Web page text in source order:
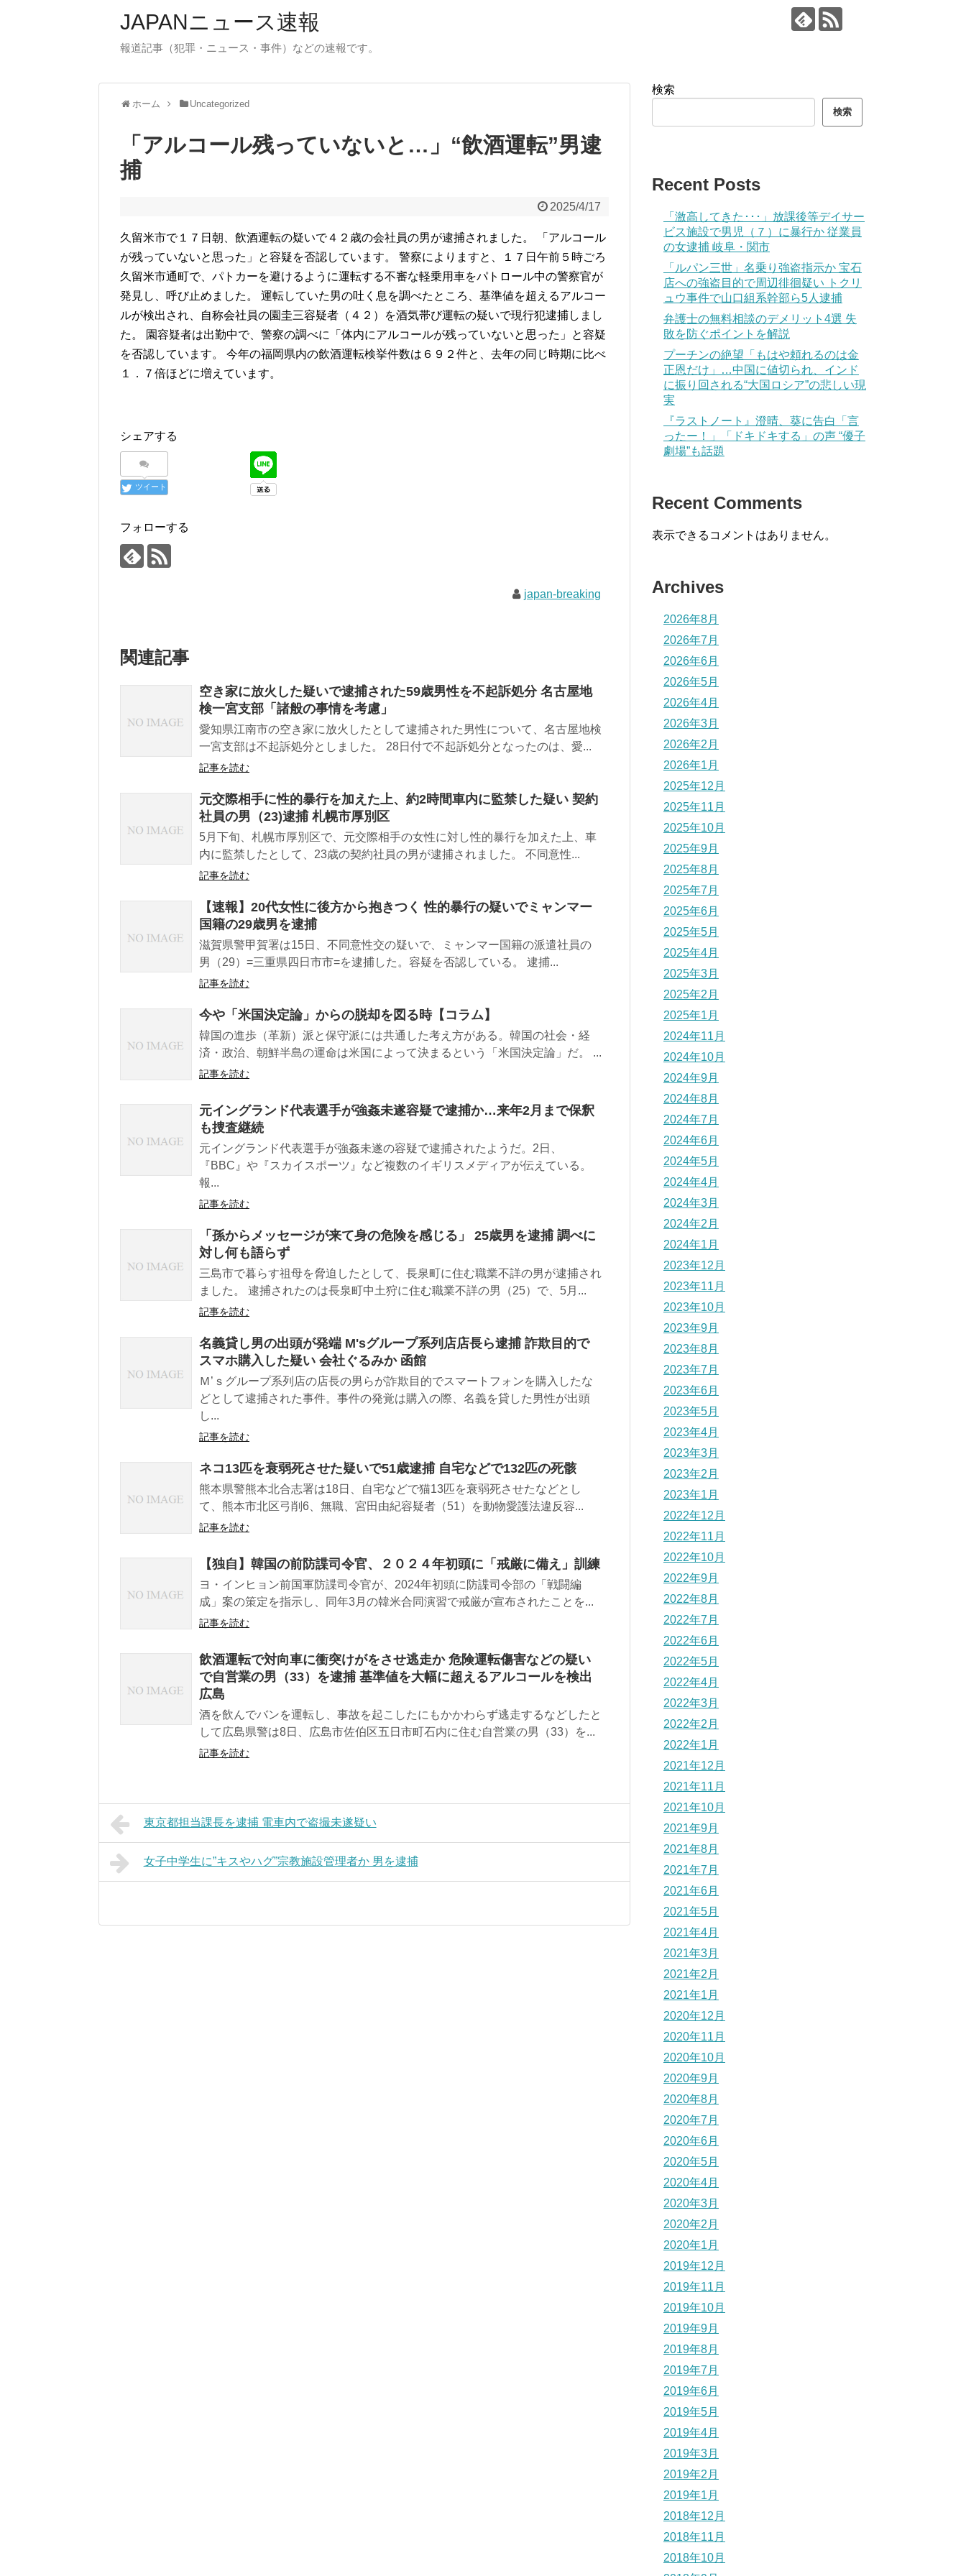
JAPANニュース速報
報道記事（犯罪・ニュース・事件）などの速報です。
ホーム Uncategorized
「アルコール残っていないと…」“飲酒運転”男逮
捕
2025/4/17
久留米市で１７日朝、飲酒運転の疑いで４２歳の会社員の男が逮捕されました。 「アルコール
が残っていないと思った」と容疑を否認しています。 警察によりますと、１７日午前５時ごろ
久留米市通町で、パトカーを避けるように運転する不審な軽乗用車をパトロール中の警察官が
発見し、呼び止めました。 運転していた男の吐く息を調べたところ、基準値を超えるアルコー
ルが検出され、自称会社員の園圭三容疑者（４２）を酒気帯び運転の疑いで現行犯逮捕しまし
た。 園容疑者は出勤中で、警察の調べに「体内にアルコールが残っていないと思った」と容疑
を否認しています。 今年の福岡県内の飲酒運転検挙件数は６９２件と、去年の同じ時期に比べ
１．７倍ほどに増えています。
シェアする
ツイート
フォローする
japan-breaking
関連記事
空き家に放火した疑いで逮捕された59歳男性を不起訴処分 名古屋地
検一宮支部「諸般の事情を考慮」
愛知県江南市の空き家に放火したとして逮捕された男性について、名古屋地検
一宮支部は不起訴処分としました。 28日付で不起訴処分となったのは、愛...
記事を読む
元交際相手に性的暴行を加えた上、約2時間車内に監禁した疑い 契約
社員の男（23)逮捕 札幌市厚別区
5月下旬、札幌市厚別区で、元交際相手の女性に対し性的暴行を加えた上、車
内に監禁したとして、23歳の契約社員の男が逮捕されました。 不同意性...
記事を読む
【速報】20代女性に後方から抱きつく 性的暴行の疑いでミャンマー
国籍の29歳男を逮捕
滋賀県警甲賀署は15日、不同意性交の疑いで、ミャンマー国籍の派遣社員の
男（29）=三重県四日市市=を逮捕した。容疑を否認している。 逮捕...
記事を読む
今や「米国決定論」からの脱却を図る時【コラム】
韓国の進歩（革新）派と保守派には共通した考え方がある。韓国の社会・経
済・政治、朝鮮半島の運命は米国によって決まるという「米国決定論」だ。 ...
記事を読む
元イングランド代表選手が強姦未遂容疑で逮捕か…来年2月まで保釈
も捜査継続
元イングランド代表選手が強姦未遂の容疑で逮捕されたようだ。2日、
『BBC』や『スカイスポーツ』など複数のイギリスメディアが伝えている。
報...
記事を読む
「孫からメッセージが来て身の危険を感じる」 25歳男を逮捕 調べに
対し何も語らず
三島市で暮らす祖母を脅迫したとして、長泉町に住む職業不詳の男が逮捕され
ました。 逮捕されたのは長泉町中土狩に住む職業不詳の男（25）で、5月...
記事を読む
名義貸し男の出頭が発端 M'sグループ系列店店長ら逮捕 詐欺目的で
スマホ購入した疑い 会社ぐるみか 函館
Ｍ’ｓグループ系列店の店長の男らが詐欺目的でスマートフォンを購入したな
どとして逮捕された事件。事件の発覚は購入の際、名義を貸した男性が出頭
し...
記事を読む
ネコ13匹を衰弱死させた疑いで51歳逮捕 自宅などで132匹の死骸
熊本県警熊本北合志署は18日、自宅などで猫13匹を衰弱死させたなどとし
て、熊本市北区弓削6、無職、宮田由紀容疑者（51）を動物愛護法違反容...
記事を読む
【独自】韓国の前防諜司令官、２０２４年初頭に「戒厳に備え」訓練
ヨ・インヒョン前国軍防諜司令官が、2024年初頭に防諜司令部の「戦闘編
成」案の策定を指示し、同年3月の韓米合同演習で戒厳が宣布されたことを...
記事を読む
飲酒運転で対向車に衝突けがをさせ逃走か 危険運転傷害などの疑い
で自営業の男（33）を逮捕 基準値を大幅に超えるアルコールを検出
広島
酒を飲んでバンを運転し、事故を起こしたにもかかわらず逃走するなどしたと
して広島県警は8日、広島市佐伯区五日市町石内に住む自営業の男（33）を...
記事を読む
東京都担当課長を逮捕 電車内で盗撮未遂疑い
女子中学生に”キスやハグ”宗教施設管理者か 男を逮捕
検索
検索
Recent Posts
「激高してきた･･･」放課後等デイサー
ビス施設で男児（７）に暴行か 従業員
の女逮捕 岐阜・関市
「ルパン三世」名乗り強盗指示か 宝石
店への強盗目的で周辺徘徊疑い トクリ
ュウ事件で山口組系幹部ら5人逮捕
弁護士の無料相談のデメリット4選 失
敗を防ぐポイントを解説
プーチンの絶望「もはや頼れるのは金
正恩だけ」…中国に値切られ、インド
に振り回される“大国ロシア”の悲しい現
実
『ラストノート』澄晴、葵に告白「言
ったー！」「ドキドキする」の声 “優子
劇場”も話題
Recent Comments
表示できるコメントはありません。
Archives
2026年8月
2026年7月
2026年6月
2026年5月
2026年4月
2026年3月
2026年2月
2026年1月
2025年12月
2025年11月
2025年10月
2025年9月
2025年8月
2025年7月
2025年6月
2025年5月
2025年4月
2025年3月
2025年2月
2025年1月
2024年11月
2024年10月
2024年9月
2024年8月
2024年7月
2024年6月
2024年5月
2024年4月
2024年3月
2024年2月
2024年1月
2023年12月
2023年11月
2023年10月
2023年9月
2023年8月
2023年7月
2023年6月
2023年5月
2023年4月
2023年3月
2023年2月
2023年1月
2022年12月
2022年11月
2022年10月
2022年9月
2022年8月
2022年7月
2022年6月
2022年5月
2022年4月
2022年3月
2022年2月
2022年1月
2021年12月
2021年11月
2021年10月
2021年9月
2021年8月
2021年7月
2021年6月
2021年5月
2021年4月
2021年3月
2021年2月
2021年1月
2020年12月
2020年11月
2020年10月
2020年9月
2020年8月
2020年7月
2020年6月
2020年5月
2020年4月
2020年3月
2020年2月
2020年1月
2019年12月
2019年11月
2019年10月
2019年9月
2019年8月
2019年7月
2019年6月
2019年5月
2019年4月
2019年3月
2019年2月
2019年1月
2018年12月
2018年11月
2018年10月